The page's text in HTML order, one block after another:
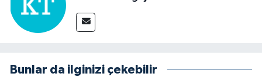
Bunlar da ilginizi çekebilir